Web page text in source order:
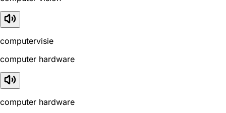
computervisie
computer hardware
computer hardware